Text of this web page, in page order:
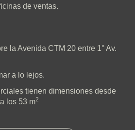
de ventas.
la Avenida CTM 20 entre 1° Av.
a lo lejos.
tienen dimensiones desde
los 53 m2